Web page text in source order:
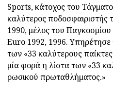
Sports, κάτοχος του
καλύτερος ποδοσφαιριστής
1990, μέλος του
Euro 1992, 1996. Υπηρέτησε
των «33 καλύτερους
μία φορά η λίστα των «33
ρωσικού πρωταθλήματος.»